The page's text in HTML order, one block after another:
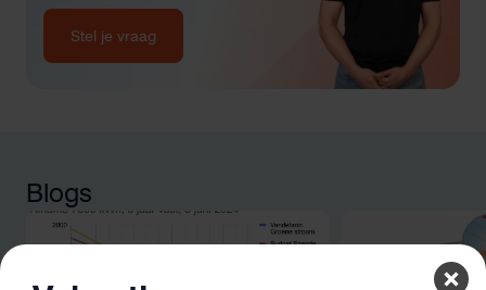
Stel je vraag
Blogs